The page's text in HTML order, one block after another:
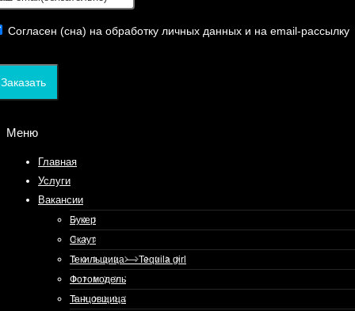
Согласен (сна) на обработку личных данных и на email-рассылку
Заказать
Меню
Главная
Услуги
Вакансии
Букер
Скаут
Текильщица — Tequila girl
Фотомодель
Танцовщица